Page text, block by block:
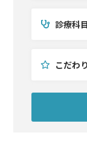
診療科目
こだわ